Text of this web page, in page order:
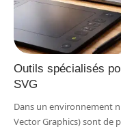
Outils spécialisés
SVG
Dans un environnement
Vector Graphics) sont de